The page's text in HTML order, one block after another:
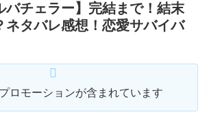
バチェラー】完結まで！結末
ネタバレ感想！恋愛サバイバ
ロモーションが含まれています